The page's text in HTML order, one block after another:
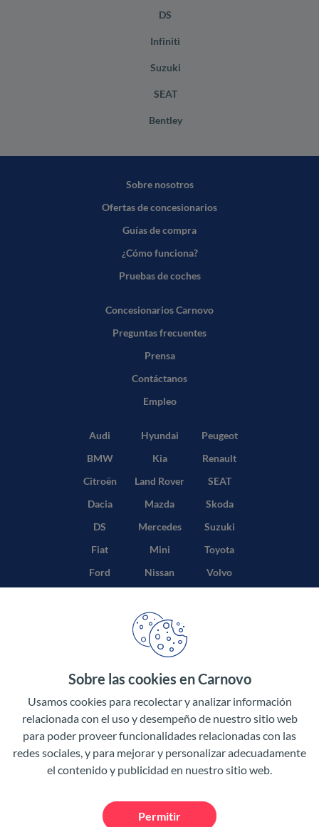
DS
Infiniti
Suzuki
SEAT
Bentley
Sobre las cookies en Carnovo
Usamos cookies para recolectar y analizar información
relacionada con el uso y desempeño de nuestro sitio web
para poder proveer funcionalidades relacionadas con las
redes sociales, y para mejorar y personalizar adecuadamente
el contenido y publicidad en nuestro sitio web.
Permitir
Sobre nosotros
Ofertas de concesionarios
Guías de compra
¿Cómo funciona?
Pruebas de coches
Concesionarios Carnovo
Preguntas frecuentes
Prensa
Contáctanos
Empleo
Audi
BMW
Citroën
Dacia
DS
Fiat
Ford
Hyundai
Kia
Land Rover
Mazda
Mercedes
Mini
Nissan
Peugeot
Renault
SEAT
Skoda
Suzuki
Toyota
Volvo
Política de privacidad
Aviso legal